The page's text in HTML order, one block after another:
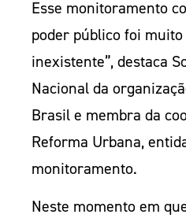
Esse monitoramento
poder público foi
inexistente”, destaca
Nacional da
Brasil e membra da
Reforma Urbana,
monitoramento.
Neste momento em